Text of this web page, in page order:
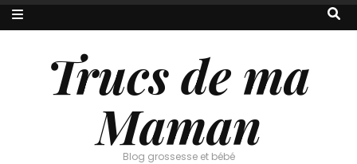
Trucs de ma
Maman
Blog grossesse et bébé